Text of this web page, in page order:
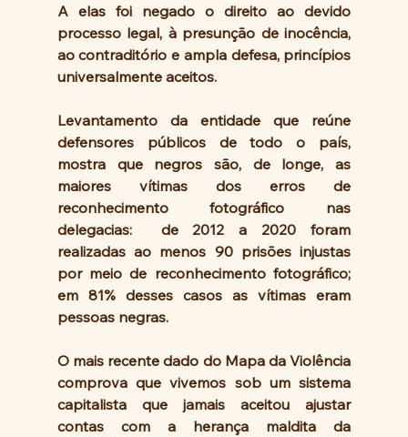
A elas foi negado o direito ao devido
processo legal, à presunção de inocência,
ao contraditório e ampla defesa, princípios
universalmente aceitos.
Levantamento da entidade que reúne
defensores públicos de todo o país,
mostra que negros são, de longe, as
maiores vítimas dos erros de
reconhecimento fotográfico nas
delegacias:  de 2012 a 2020 foram
realizadas ao menos 90 prisões injustas
por meio de reconhecimento fotográfico;
em 81% desses casos as vítimas eram
pessoas negras.
O mais recente dado do Mapa da Violência
comprova que vivemos sob um sistema
capitalista que jamais aceitou ajustar
contas com a herança maldita da